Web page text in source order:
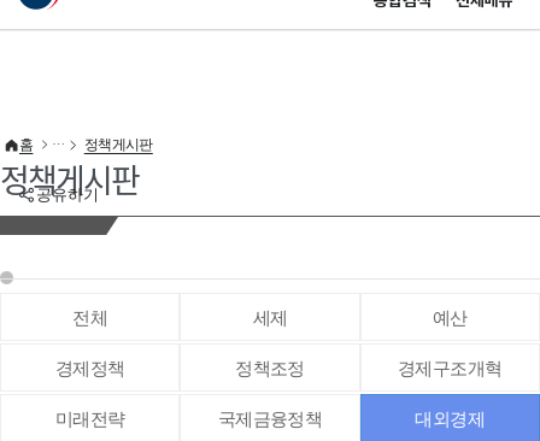
이 누리집은 대한민국 공식 전자정부 누리집입니다.
공유하기
홈 정책게시판
정책게시판
전체 세제 예산
경제정책 정책조정 경제구조개혁
미래전략 국제금융정책 대외경제